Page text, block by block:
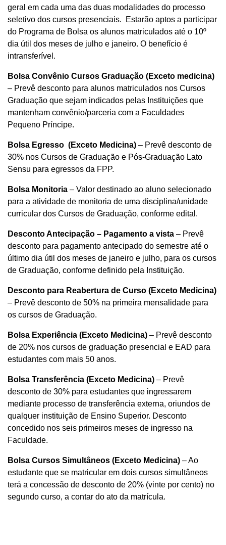
geral em cada uma das duas modalidades do processo
seletivo dos cursos presenciais. Estarão aptos a participar
do Programa de Bolsa os alunos matriculados até o 10º
dia útil dos meses de julho e janeiro. O benefício é
intransferível.
Bolsa Convênio Cursos Graduação (Exceto medicina)
– Prevê desconto para alunos matriculados nos Cursos
Graduação que sejam indicados pelas Instituições que
mantenham convênio/parceria com a Faculdades
Pequeno Príncipe.
Bolsa Egresso (Exceto Medicina) – Prevê desconto de
30% nos Cursos de Graduação e Pós-Graduação Lato
Sensu para egressos da FPP.
Bolsa Monitoria – Valor destinado ao aluno selecionado
para a atividade de monitoria de uma disciplina/unidade
curricular dos Cursos de Graduação, conforme edital.
Desconto Antecipação – Pagamento a vista – Prevê
desconto para pagamento antecipado do semestre até o
último dia útil dos meses de janeiro e julho, para os cursos
de Graduação, conforme definido pela Instituição.
Desconto para Reabertura de Curso (Exceto Medicina)
– Prevê desconto de 50% na primeira mensalidade para
os cursos de Graduação.
Bolsa Experiência (Exceto Medicina) – Prevê desconto
de 20% nos cursos de graduação presencial e EAD para
estudantes com mais 50 anos.
Bolsa Transferência (Exceto Medicina) – Prevê
desconto de 30% para estudantes que ingressarem
mediante processo de transferência externa, oriundos de
qualquer instituição de Ensino Superior. Desconto
concedido nos seis primeiros meses de ingresso na
Faculdade.
Bolsa Cursos Simultâneos (Exceto Medicina) – Ao
estudante que se matricular em dois cursos simultâneos
terá a concessão de desconto de 20% (vinte por cento) no
segundo curso, a contar do ato da matrícula.